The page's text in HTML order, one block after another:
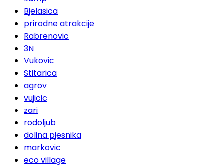
Bjelasica
prirodne atrakcije
Rabrenovic
3N
Vukovic
Stitarica
agrov
vujicic
zari
rodoljub
dolina pjesnika
markovic
eco village